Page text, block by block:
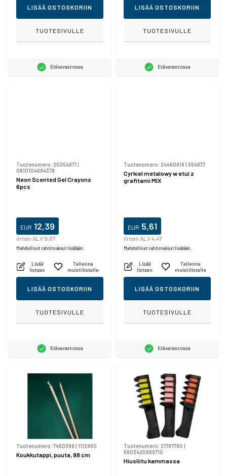
LISÄÄ OSTOSKORIIN
TUOTESIVULLE
Etävarastossa
LISÄÄ OSTOSKORIIN
TUOTESIVULLE
Etävarastossa
Tuotenumero: 25054871 |
0810104684378
Neon Scented Gel Crayons
6pcs
EUR 12,39
ilman ALV 9,87
Mahdolliset rahtimaksut lisätään.
Lisää
listaan
Tallenna
muistilistalle
LISÄÄ OSTOSKORIIN
TUOTESIVULLE
Etävarastossa
Tuotenumero: 24460818 | 654977
Cyrkiel metalowy w etui z
grafitami MIX
EUR 5,61
ilman ALV 4,47
Mahdolliset rahtimaksut lisätään.
Lisää
listaan
Tallenna
muistilistalle
LISÄÄ OSTOSKORIIN
TUOTESIVULLE
Etävarastossa
Tuotenumero: 7450388 1112960
Koukkutappi, puuta, 98 cm
Tuotenumero: 21787780
5903420889710
Hiusliitu kammassa